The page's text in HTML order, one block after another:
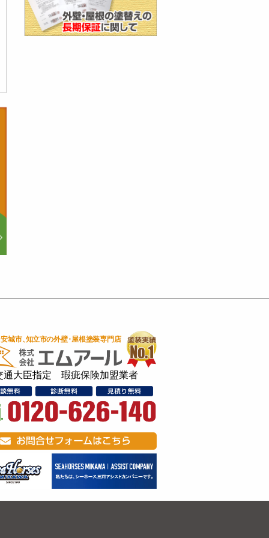
通大臣指定 瑕疵保険加盟業者